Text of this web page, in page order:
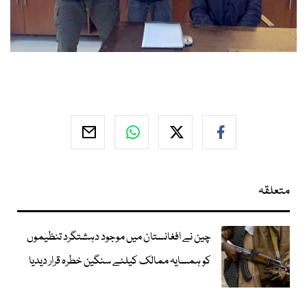
متعلقہ
چین نے افغانستان میں موجود دہشتگرد تنظیموں
کو ہمسایہ ممالک کیلئے سنگین خطرہ قرار دیدیا